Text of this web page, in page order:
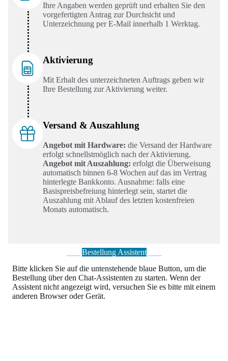
Ihre Angaben werden geprüft und erhalten Sie den
vorgefertigten Antrag zur Durchsicht und
Unterzeichnung per E-Mail innerhalb 1 Werktag.
Aktivierung
Mit Erhalt des unterzeichneten Auftrags geben wir
Ihre Bestellung zur Aktivierung weiter.
Versand & Auszahlung
Angebot mit Hardware: die Versand der Hardware
erfolgt schnellstmöglich nach der Aktivierung.
Angebot mit Auszahlung: erfolgt die Überweisung
automatisch binnen 6-8 Wochen auf das im Vertrag
hinterlegte Bankkonto. Ausnahme: falls eine
Basispreisbefreiung hinterlegt sein, startet die
Auszahlung mit Ablauf des letzten kostenfreien
Monats automatisch.
Bestellung Assistent
Bitte klicken Sie auf die untenstehende blaue Button, um die
Bestellung über den Chat-Assistenten zu starten. Wenn der
Assistent nicht angezeigt wird, versuchen Sie es bitte mit einem
anderen Browser oder Gerät.